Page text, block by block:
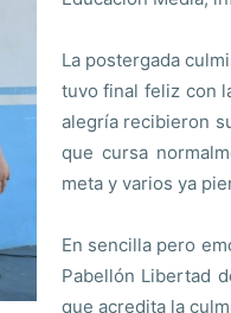
La postergada
tuvo final feliz con
alegría recibieron
que cursa
meta y varios ya
En sencilla pero
Pabellón Libertad
que acredita la